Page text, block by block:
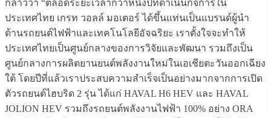
กล่าวว่า “ตลอดระยะเวลากว่าหนึ่งปีที่ดำเนินกิจการใน
ประเทศไทย เกรท วอลล์ มอเตอร์ ได้ขึ้นแท่นเป็นแบรนด์ผู้นำ
ด้านรถยนต์ไฟฟ้าและเทคโนโลยีอัจฉริยะ เราตั้งใจจะทำให้
ประเทศไทยเป็นศูนย์กลางของการวิจัยและพัฒนา รวมถึงเป็น
ศูนย์กลางการผลิตยานยนต์พลังงานใหม่ในเอเชียตะวันออกเฉียง
ใต้ โดยปีที่แล้วเราประสบความสำเร็จเป็นอย่างมากจากการเปิด
ตัวรถยนต์ไฮบริด 2 รุ่น ได้แก่ HAVAL H6 HEV และ HAVAL
JOLION HEV รวมถึงรถยนต์พลังงานไฟฟ้า 100% อย่าง ORA